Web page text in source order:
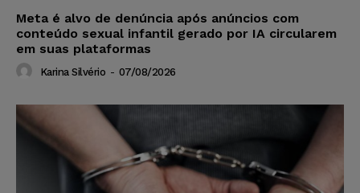
Meta é alvo de denúncia após anúncios com
conteúdo sexual infantil gerado por IA circularem
em suas plataformas
Karina Silvério - 07/08/2026